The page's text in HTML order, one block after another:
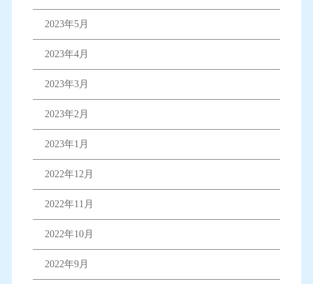
2023年5月
2023年4月
2023年3月
2023年2月
2023年1月
2022年12月
2022年11月
2022年10月
2022年9月